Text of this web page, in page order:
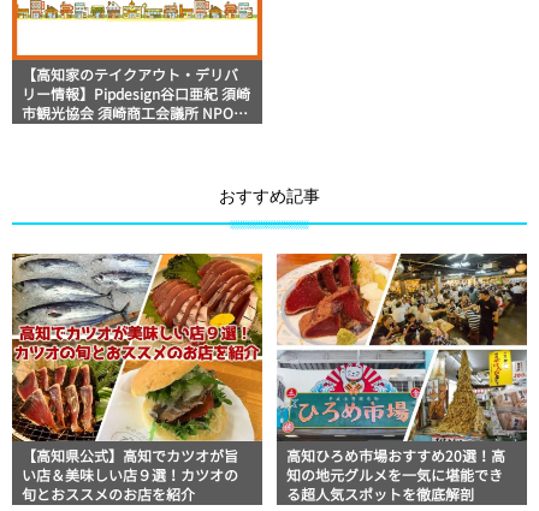
【高知家のテイクアウト・デリバ
リー情報】Pipdesign谷口亜紀 須崎
市観光協会 須崎商工会議所 NPO法
おすすめ記事
【高知県公式】高知でカツオが旨
い店＆美味しい店９選！カツオの
旬とおススメのお店を紹介
高知ひろめ市場おすすめ20選！高
知の地元グルメを一気に堪能でき
る超人気スポットを徹底解剖